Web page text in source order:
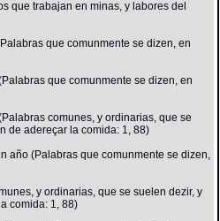
que trabajan en minas, y labores del
que comunmente se dizen, en
que comunmente se dizen, en
comunes, y ordinarias, que se
de adereçar la comida: 1, 88)
año (Palabras que comunmente se dizen,
y ordinarias, que se suelen dezir, y
comida: 1, 88)